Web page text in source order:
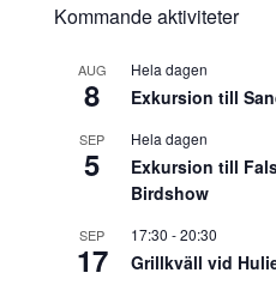
Kommande aktiviteter
AUG
8
Hela dagen
Exkursion till
SEP
5
Hela dagen
Exkursion till
Birdshow
SEP
17
17:30 -20:30
Grillkväll vid